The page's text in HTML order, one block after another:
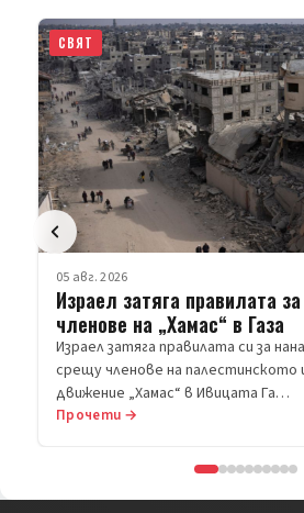
СВЯТ
05 авг. 2026
Израел затяга правилата
членове на „Хамас“ в Газа
Израел затяга правилата си за
срещу членове на палестинското
движение „Хамас“ в Ивицата Га…
Прочети →